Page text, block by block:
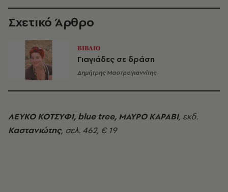
Σχετικό Άρθρο
ΒΙΒΛΙΟ
Γιαγιάδες σε δράση
Δημήτρης Μαστρογιαννίτης
ΛEYKO KOTΣYΦI, blue tree, MAYPO KAPABI, εκδ.
Καστανιώτης, σελ. 462, € 19